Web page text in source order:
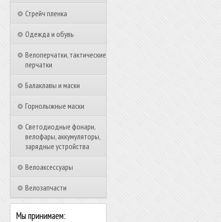
Стрейч пленка
Одежда и обувь
Велоперчатки, тактические
перчатки
Балаклавы и маски
Горнолыжные маски
Светодиодные фонари,
велофары, аккумуляторы,
зарядные устройства
Велоаксессуары
Велозапчасти
Мы принимаем: